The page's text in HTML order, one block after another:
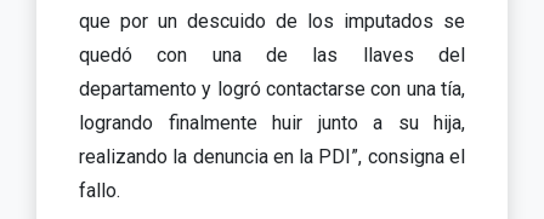
que por un descuido de los imputados se
quedó con una de las llaves del
departamento y logró contactarse con una tía,
logrando finalmente huir junto a su hija,
realizando la denuncia en la PDI”, consigna el
fallo.